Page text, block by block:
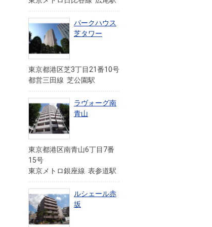
パークハウス
芝タワー
東京都港区芝3丁目21番10号
都営三田線 芝公園駅
ラヴォーグ南
青山
東京都港区南青山6丁目7番
15号
東京メトロ銀座線 表参道駅
ルシェール赤
坂